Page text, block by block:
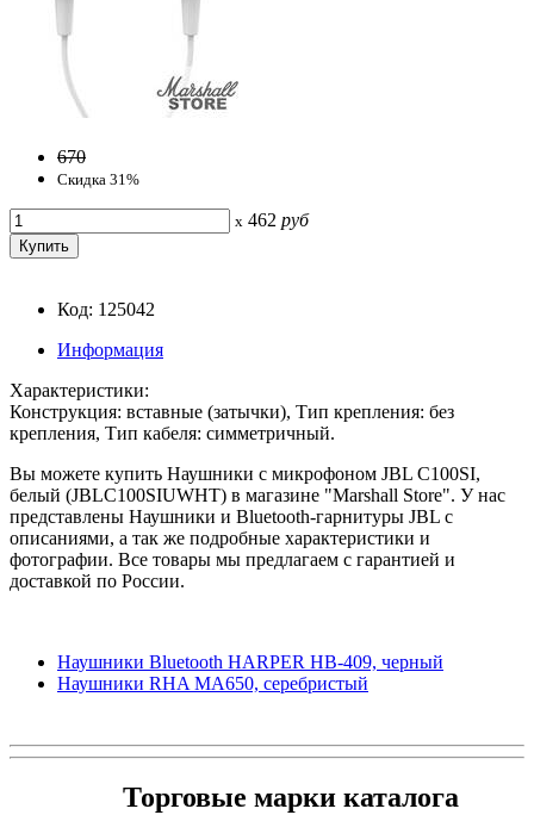
670
Скидка 31%
x 462 руб
Код: 125042
Информация
Характеристики:
Конструкция: вставные (затычки), Тип крепления: без
крепления, Тип кабеля: симметричный.
Вы можете купить Наушники с микрофоном JBL C100SI,
белый (JBLC100SIUWHT) в магазине "Marshall Store". У нас
представлены Наушники и Bluetooth-гарнитуры JBL с
описаниями, а так же подробные характеристики и
фотографии. Все товары мы предлагаем с гарантией и
доставкой по России.
Наушники Bluetooth HARPER HB-409, черный
Наушники RHA MA650, серебристый
Торговые марки каталога